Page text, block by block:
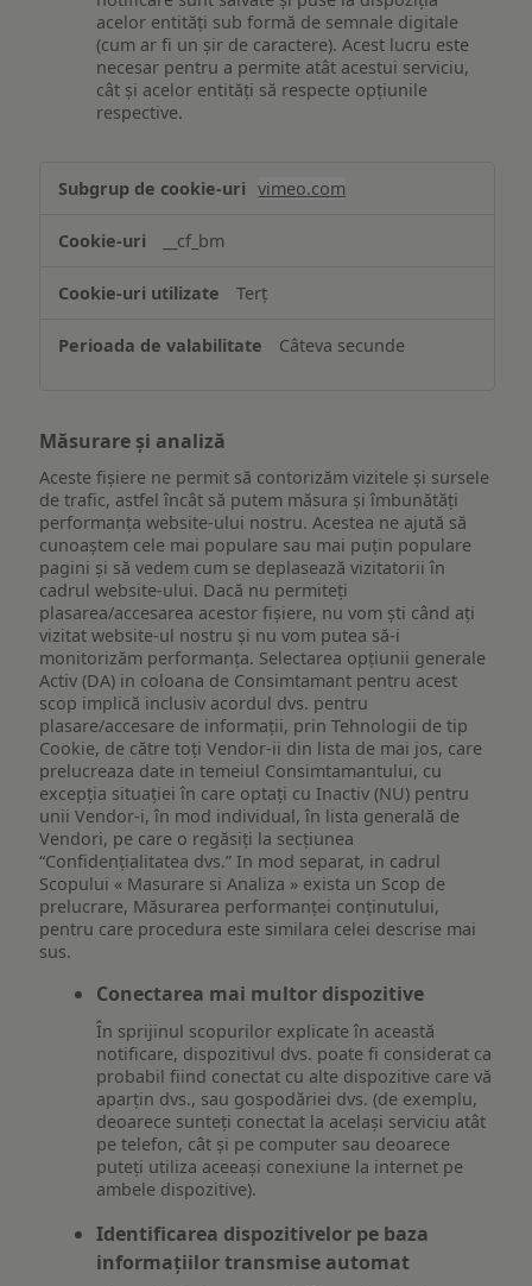
acelor entități sub formă de semnale digitale
(cum ar fi un șir de caractere). Acest lucru este
necesar pentru a permite atât acestui serviciu,
cât și acelor entități să respecte opțiunile
respective.
funcționalităților
ului
vimeo.com
__cf_bm
Terț
Câteva secunde
Măsurare și analiză
Aceste fișiere ne permit să contorizăm vizitele și sursele
de trafic, astfel încât să putem măsura și îmbunătăți
performanța website-ului nostru. Acestea ne ajută să
cunoaștem cele mai populare sau mai puțin populare
pagini și să vedem cum se deplasează vizitatorii în
cadrul website-ului. Dacă nu permiteți
plasarea/accesarea acestor fișiere, nu vom ști când ați
vizitat website-ul nostru și nu vom putea să-i
monitorizăm performanța. Selectarea opțiunii generale
Activ (DA) in coloana de Consimtamant pentru acest
scop implică inclusiv acordul dvs. pentru
plasare/accesare de informații, prin Tehnologii de tip
Cookie, de către toți Vendor-ii din lista de mai jos, care
prelucreaza date in temeiul Consimtamantului, cu
excepția situației în care optați cu Inactiv (NU) pentru
unii Vendor-i, în mod individual, în lista generală de
Vendori, pe care o regăsiți la secțiunea
“Confidențialitatea dvs.” In mod separat, in cadrul
Scopului « Masurare si Analiza » exista un Scop de
prelucrare, Măsurarea performanței conținutului,
pentru care procedura este similara celei descrise mai
sus.
Conectarea mai multor dispozitive
În sprijinul scopurilor explicate în această
notificare, dispozitivul dvs. poate fi considerat ca
probabil fiind conectat cu alte dispozitive care vă
aparțin dvs., sau gospodăriei dvs. (de exemplu,
deoarece sunteți conectat la același serviciu atât
pe telefon, cât și pe computer sau deoarece
puteți utiliza aceeași conexiune la internet pe
ambele dispozitive).
Identificarea dispozitivelor pe baza
informațiilor transmise automat